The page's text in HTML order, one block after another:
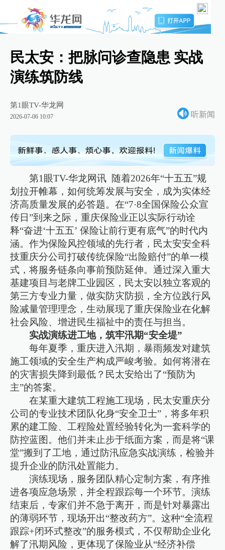
民太安：把脉问诊查隐患 实战
演练筑防线
第1眼TV-华龙网
2026-07-06 10:07 听新闻
第1眼TV-华龙网讯 随着2026年“十五五”规
划拉开帷幕，如何统筹发展与安全，成为实体经
济高质量发展的必答题。在“7·8全国保险公众宣
传日”到来之际，重庆保险业正以实际行动诠
释“奋进‘十五五’ 保险让前行更有底气”的时代内
涵。作为保险风控领域的先行者，民太安安全科
技重庆分公司打破传统保险“出险赔付”的单一模
式，将服务链条向事前预防延伸。通过深入重大
基建项目与老牌工业园区，民太安以独立客观的
第三方专业力量，做实防灾防损，全方位践行风
险减量管理理念，生动展现了重庆保险业在化解
社会风险、增进民生福祉中的责任与担当。
实战演练进工地，筑牢汛期“安全堤”
每年夏季，重庆进入汛期，暴雨频发对建筑
施工领域的安全生产构成严峻考验。如何将潜在
的灾害损失降到最低？民太安给出了“预防为
主”的答案。
在某重大建筑工程施工现场，民太安重庆分
公司的专业技术团队化身“安全卫士”，将多年积
累的建工险、工程险处置经验转化为一套科学的
防控蓝图。他们并未止步于纸面方案，而是将“课
堂”搬到了工地，通过防汛应急实战演练，检验并
提升企业的防汛处置能力。
演练现场，服务团队精心定制方案，有序推
进各项应急场景，并全程跟踪每一个环节。演练
结束后，专家们并不急于离开，而是针对暴露出
的薄弱环节，现场开出“整改药方”。这种“全流程
跟踪+闭环式整改”的服务模式，不仅帮助企业化
解了汛期风险，更体现了保险业从“经济补偿